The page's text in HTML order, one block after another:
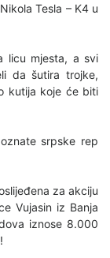
Tesla – K4 u
licu mjesta, a svi
da šutira trojke,
kutija koje će biti
srpske rep
za akciju
Vujasin iz Banja
iznose 8.000